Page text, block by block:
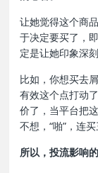
让她觉得这个商
于决定要买了，
定是让她印象深刻
比如，你想买去
有效这个点打动
价了，当平台把
不想，“啪”，连买
所以，投流影响